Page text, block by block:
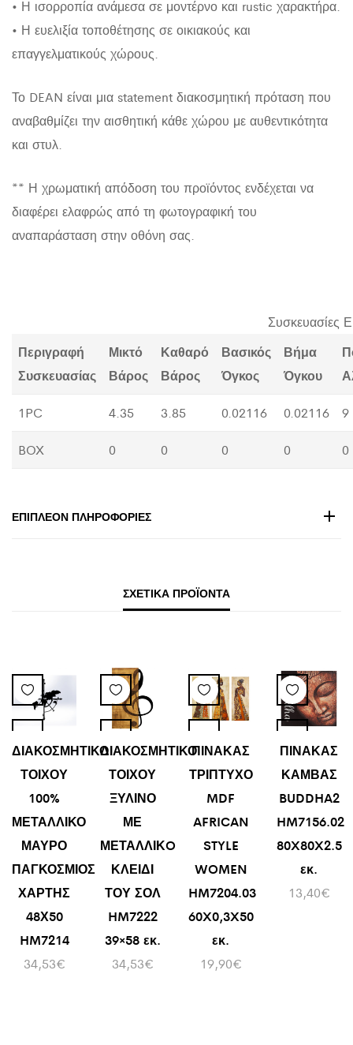
• Η ισορροπία ανάμεσα σε μοντέρνο και rustic χαρακτήρα.
• Η ευελιξία τοποθέτησης σε οικιακούς και
επαγγελματικούς χώρους.
Το DEAN είναι μια statement διακοσμητική πρόταση που
αναβαθμίζει την αισθητική κάθε χώρου με αυθεντικότητα
και στυλ.
** Η χρωματική απόδοση του προϊόντος ενδέχεται να
διαφέρει ελαφρώς από τη φωτογραφική του
αναπαράσταση στην οθόνη σας.
Συσκευασίες
Περιγραφή
Συσκευασίας
Μικτό
Βάρος
Καθαρό
Βάρος
Βασικός
Όγκος
Βήμα
Όγκου
1PC 4.35 3.85 0.02116 0.02116 9
BOX 0 0 0 0 0
ΕΠΙΠΛΈΟΝ ΠΛΗΡΟΦΟΡΊΕΣ
ΣΧΕΤΙΚΆ ΠΡΟΪΌΝΤΑ
ΔΙΑΚΟΣΜΗΤΙΚΟ
ΤΟΙΧΟΥ
100%
ΜΕΤΑΛΛΙΚΟ
ΜΑΥΡΟ
ΠΑΓΚΟΣΜΙΟΣ
ΧΑΡΤΗΣ
48Χ50
HM7214
34,53€
ΔΙΑΚΟΣΜΗΤΙΚΟ
ΤΟΙΧΟΥ
ΞΥΛΙΝΟ
ΜΕ
ΜΕΤΑΛΛΙΚO
ΚΛΕΙΔΙ
ΤΟΥ ΣΟΛ
HM7222
39×58 εκ.
34,53€
ΠΙΝΑΚΑΣ
ΤΡΙΠΤΥΧΟ
MDF
AFRICAN
STYLE
WOMEN
HM7204.03
60X0,3X50
εκ.
19,90€
ΠΙΝΑΚΑΣ
ΚΑΜΒΑΣ
BUDDHA2
HM7156.02
80X80X2.5
εκ.
13,40€